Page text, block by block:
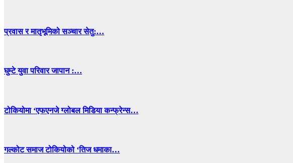
प्रवास र मातृभूमिको सञ्चार सेतु:…
घुम्टे युवा परिवार जापान :…
टोकियोमा ‘एफएनजे ग्लोबल मिडिया कन्फ्रेन्स…
गल्कोट समाज टोकियोको ‘तिज धमाका…